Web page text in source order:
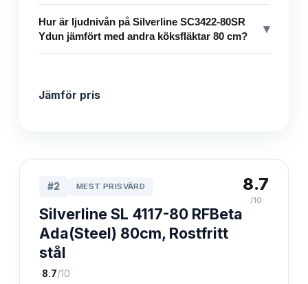
Hur är ljudnivån på Silverline SC3422-80SR
Ydun jämfört med andra köksfläktar 80 cm?
▾
Jämför pris
#2 MEST PRISVÄRD
Silverline SL 4117-80 RFBeta
Ada(Steel) 80cm, Rostfritt
stål
·8.7/10
8.7
/10